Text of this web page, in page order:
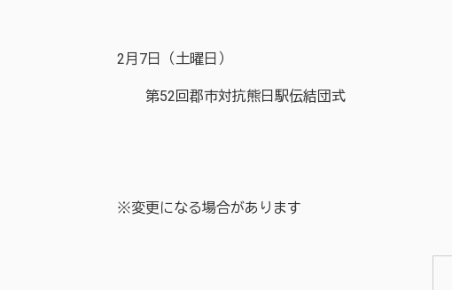
2月7日（土曜日）
第52回郡市対抗熊日駅伝結団式
※変更になる場合があります